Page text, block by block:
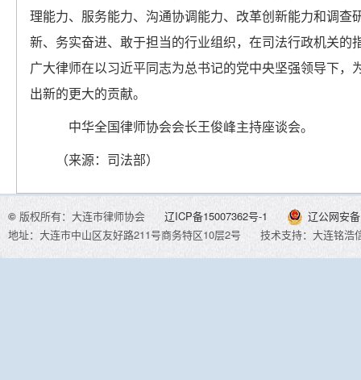
理能力、服务能力、沟通协调能力、改革创新能力和调
新、务实奋进、敢于担当的行业组织，在司法行政机关
广大律师在以习近平同志为总书记的党中央坚强领导下，
出新的更大的贡献。
中华全国律师协会会长王俊峰主持座谈会。
（来源：司法部）
© 版权所有：大连市律师协会 辽ICP备15007362号-1
辽公网安
地址：大连市中山区友好路211号商务特区10层2号
技术支持：大连铭浩